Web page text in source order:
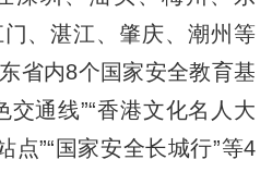
、湛江、肇庆、潮州等
省内8个国家安全教育基
交通线”“香港文化名人大
点”“国家安全长城行”等4